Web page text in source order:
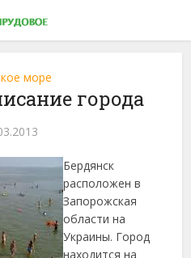
море
города
Бердянск
расположен в
Запорожская
области на
Украины. Город
находится на